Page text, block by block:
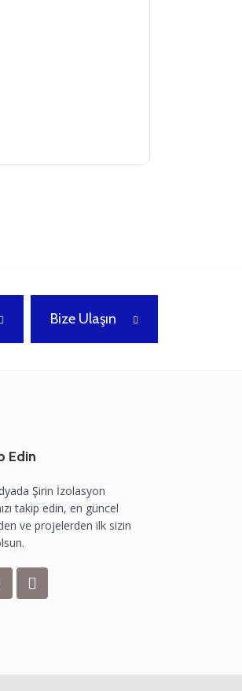
Bize Ulaşın
Edin
Şirin İzolasyon
takip edin, en güncel
ve projelerden ilk sizin